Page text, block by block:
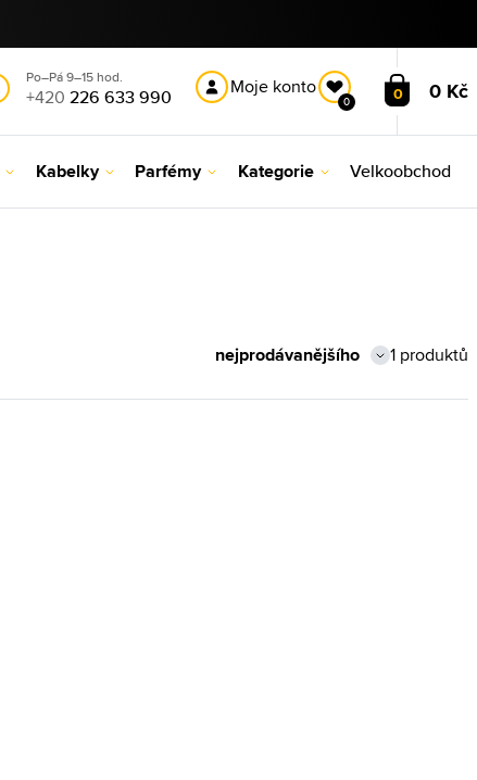
Po–Pá 9–15 hod.
+420 226 633 990 Moje konto
0 0 0 Kč
Kabelky Parfémy Kategorie Velkoobchod
1 produktů